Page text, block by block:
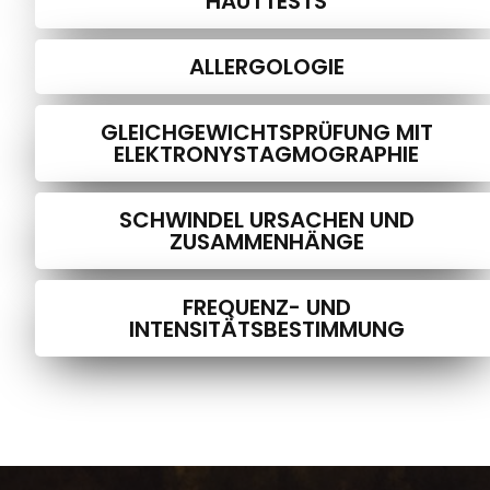
ALLERGOLOGIE
GLEICHGEWICHTSPRÜFUNG MIT
ELEKTRONYSTAGMOGRAPHIE
SCHWINDEL URSACHEN UND
ZUSAMMENHÄNGE
FREQUENZ- UND
INTENSITÄTSBESTIMMUNG